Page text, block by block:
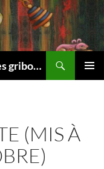
Etienne Penicaud, pastels et autres gribouillages …
(MIS À